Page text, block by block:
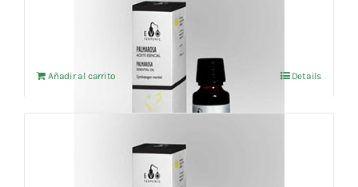
IVA no incluído
Añadir al carrito Details
IVA no incluído